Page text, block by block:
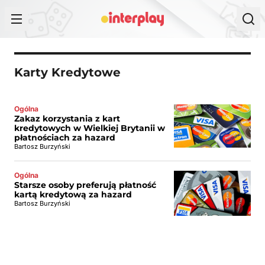
Karty Kredytowe
Ogólna
Zakaz korzystania z kart
kredytowych w Wielkiej Brytanii w
płatnościach za hazard
Bartosz Burzyński
Ogólna
Starsze osoby preferują płatność
kartą kredytową za hazard
Bartosz Burzyński